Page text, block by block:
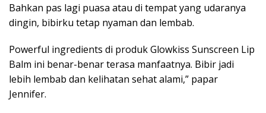
Bahkan pas lagi puasa atau di tempat yang udaranya
dingin, bibirku tetap nyaman dan lembab.
Powerful ingredients di produk Glowkiss Sunscreen Lip
Balm ini benar-benar terasa manfaatnya. Bibir jadi
lebih lembab dan kelihatan sehat alami,” papar
Jennifer.